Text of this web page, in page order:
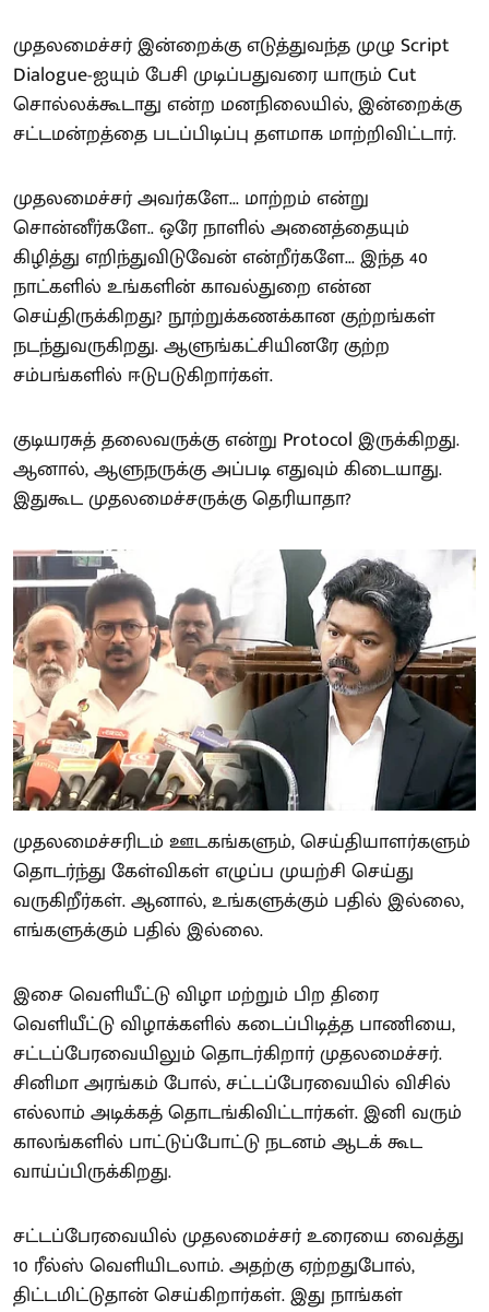
முதலமைச்சர் இன்றைக்கு எடுத்துவந்த முழு Script
Dialogue-ஐயும் பேசி முடிப்பதுவரை யாரும் Cut
சொல்லக்கூடாது என்ற மனநிலையில், இன்றைக்கு
சட்டமன்றத்தை படப்பிடிப்பு தளமாக மாற்றிவிட்டார்.
முதலமைச்சர் அவர்களே... மாற்றம் என்று
சொன்னீர்களே.. ஒரே நாளில் அனைத்தையும்
கிழித்து எறிந்துவிடுவேன் என்றீர்களே... இந்த 40
நாட்களில் உங்களின் காவல்துறை என்ன
செய்திருக்கிறது? நூற்றுக்கணக்கான குற்றங்கள்
நடந்துவருகிறது. ஆளுங்கட்சியினரே குற்ற
சம்பங்களில் ஈடுபடுகிறார்கள்.
குடியரசுத் தலைவருக்கு என்று Protocol இருக்கிறது.
ஆனால், ஆளுநருக்கு அப்படி எதுவும் கிடையாது.
இதுகூட முதலமைச்சருக்கு தெரியாதா?
முதலமைச்சரிடம் ஊடகங்களும், செய்தியாளர்களும்
தொடர்ந்து கேள்விகள் எழுப்ப முயற்சி செய்து
வருகிறீர்கள். ஆனால், உங்களுக்கும் பதில் இல்லை,
எங்களுக்கும் பதில் இல்லை.
இசை வெளியீட்டு விழா மற்றும் பிற திரை
வெளியீட்டு விழாக்களில் கடைப்பிடித்த பாணியை,
சட்டப்பேரவையிலும் தொடர்கிறார் முதலமைச்சர்.
சினிமா அரங்கம் போல், சட்டப்பேரவையில் விசில்
எல்லாம் அடிக்கத் தொடங்கிவிட்டார்கள். இனி வரும்
காலங்களில் பாட்டுப்போட்டு நடனம் ஆடக் கூட
வாய்ப்பிருக்கிறது.
சட்டப்பேரவையில் முதலமைச்சர் உரையை வைத்து
10 ரீல்ஸ் வெளியிடலாம். அதற்கு ஏற்றதுபோல்,
திட்டமிட்டுதான் செய்கிறார்கள். இது நாங்கள்